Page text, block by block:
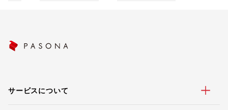
サービスについて